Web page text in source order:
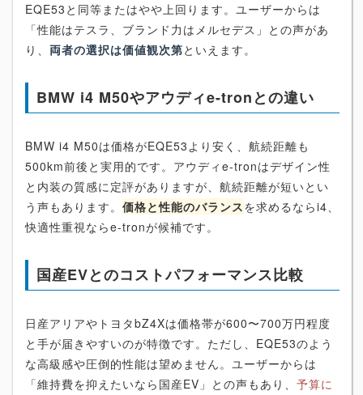
EQE53と同等またはやや上回ります。ユーザーからは
「性能はテスラ、ブランド力はメルセデス」との声があ
り、 両者の選択は価値観次第といえます。
BMW i4 M50やアウディe-tronとの違い
BMW i4 M50は価格がEQE53より安く、航続距離も
500km前後と実用的です。アウディe-tronはデザイン性
と内装の質感に定評がありますが、航続距離が短いとい
う声もあります。 価格と性能のバランスを求めるならi4、
快適性重視ならe-tronが候補です。
国産EVとのコストパフォーマンス比較
日産アリアやトヨタbZ4Xは価格帯が600〜700万円程度
と手が届きやすいのが特徴です。ただし、EQE53のよう
な高級感や圧倒的性能は望めません。ユーザーからは
「維持費を抑えたいなら国産EV」との声もあり、 予算に